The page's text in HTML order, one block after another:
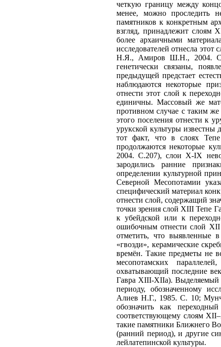
четкую границу между
менее, можно проследить
памятников к конкретным
взгляд, принадлежит слоям
более архаичными
исследователей отнесла
Н.Я., Амиров Ш.Н., 2004.
генетически связаны,
предыдущей предстает
наблюдаются некоторые
отнести этот слой к
единичны. Массовый же
противном случае с таким
этого поселения отнести к
урукской культуры известны
тот факт, что в слоях
продолжаются некоторые
2004. С.207), слои X-IX
зародились ранние
определении культурной
Северной Месопотамии
специфический материал
отнести слой, содержащий
точки зрения слой XIII Тепе
к убейдской или к
ошибочным отнести слой ХII
отметить, что выявленные
«гвозди», керамические
времён. Такие предметы не
месопотамских
охватывающий последние
Гавра XIII-XIIa). Выделяемый
периоду, обозначенному
Алиев Н.Г., 1985. С. 10;
обозначить как
соответствующему слоям
такие памятники Ближнего
(ранний период), и другие
лейлатепинской культуры.